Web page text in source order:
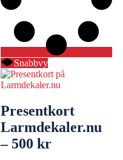
Snabbvy
Presentkort
Larmdekaler.nu
– 500 kr